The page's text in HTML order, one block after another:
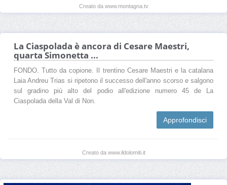
Creato da www.montagna.tv
La Ciaspolada è ancora di Cesare Maestri,
quarta Simonetta ...
FONDO. Tutto da copione. Il trentino Cesare Maestri e la catalana
Laia Andreu Trias si ripetono il successo dell'anno scorso e salgono
sul gradino più alto del podio all'edizione numero 45 de La
Ciaspolada della Val di Non.
Approfondisci
Creato da www.ildolomiti.it